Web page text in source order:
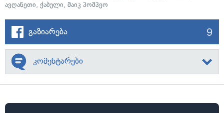
ავღანეთი, ქაბული, მაიკ პომპეო
გაზიარება 9
კომენტარები